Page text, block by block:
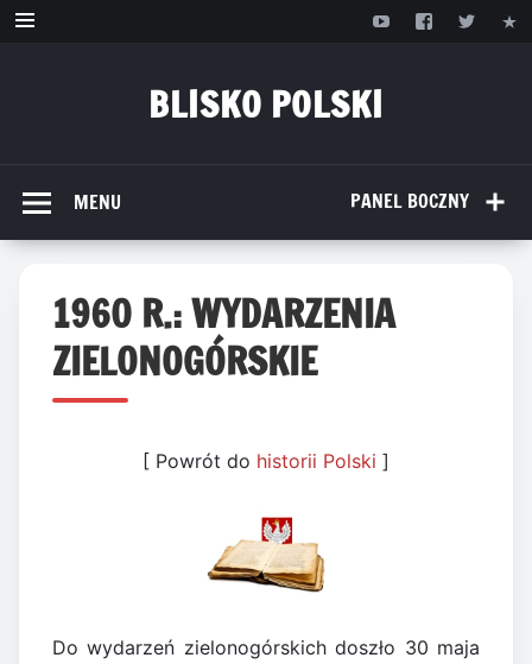
Przejdź
BLISKO POLSKI
PANEL BOCZNY
MENU
1960 R.: WYDARZENIA
ZIELONOGÓRSKIE
[ Powrót do historii Polski ]
Do wydarzeń zielonogórskich doszło 30 maja